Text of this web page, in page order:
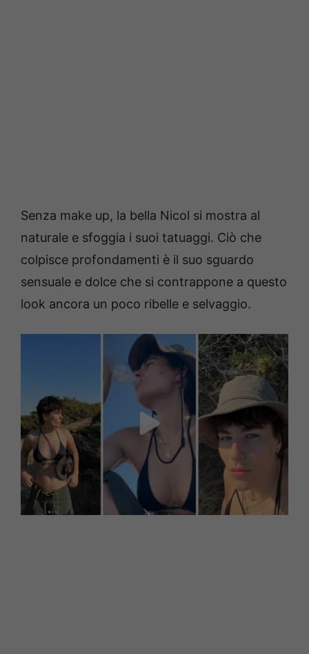
Senza make up, la bella Nicol si mostra al
naturale e sfoggia i suoi tatuaggi. Ciò che
colpisce profondamenti è il suo sguardo
sensuale e dolce che si contrappone a questo
look ancora un poco ribelle e selvaggio.